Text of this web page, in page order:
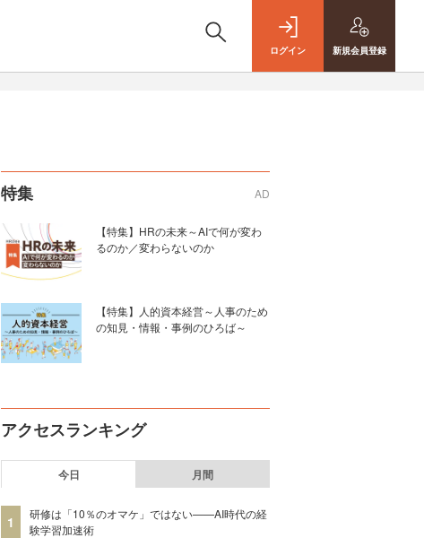
ログイン 新規会員登録
特集 AD
【特集】HRの未来～AIで何が変わ
るのか／変わらないのか
【特集】人的資本経営～人事のため
の知見・情報・事例のひろば～
アクセスランキング
今日 月間
1
研修は「10％のオマケ」ではない——AI時代の経
験学習加速術